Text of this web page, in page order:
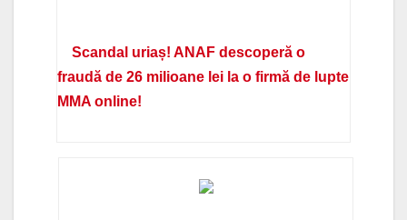
Scandal uriaș! ANAF descoperă o
fraudă de 26 milioane lei la o firmă de lupte
MMA online!